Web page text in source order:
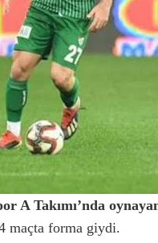
A Takımı’nda
maçta forma giydi.